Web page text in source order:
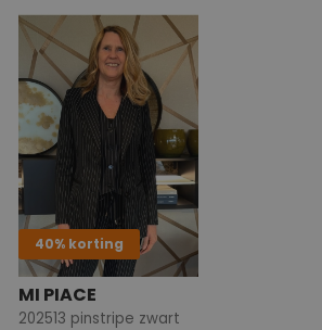
40% korting
MI PIACE
202513 pinstripe zwart